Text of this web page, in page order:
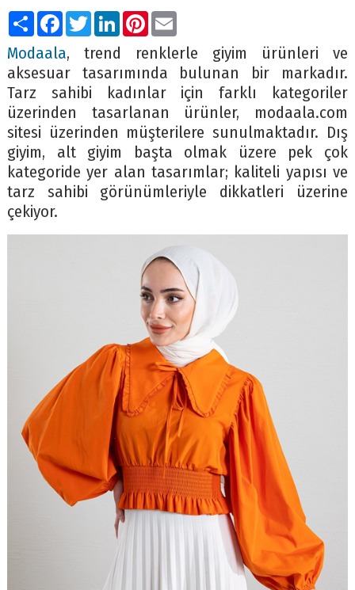
PaylaşFacebook
TwitterLinkedIn
Pinterest
Email
Modaala, trend renklerle giyim ürünleri ve
aksesuar tasarımında bulunan bir markadır.
Tarz sahibi kadınlar için farklı kategoriler
üzerinden tasarlanan ürünler, modaala.com
sitesi üzerinden müşterilere sunulmaktadır. Dış
giyim, alt giyim başta olmak üzere pek çok
kategoride yer alan tasarımlar; kaliteli yapısı ve
tarz sahibi görünümleriyle dikkatleri üzerine
çekiyor.